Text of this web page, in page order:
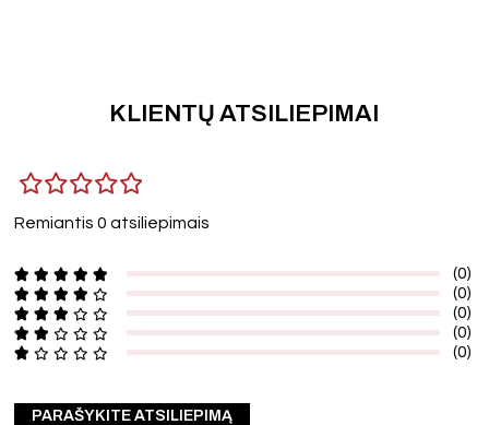
KLIENTŲ ATSILIEPIMAI
Remiantis 0 atsiliepimais
(0)
(0)
(0)
(0)
(0)
PARAŠYKITE ATSILIEPIMĄ